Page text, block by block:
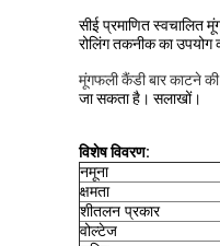
सीई प्रमाणित स्वचालित
रोलिंग तकनीक का
मूंगफली कैंडी बार काटने
जा सकता है। सलाखों।
विशेष विवरण:
नमूना
क्षमता
शीतलन प्रकार
वोल्टेज